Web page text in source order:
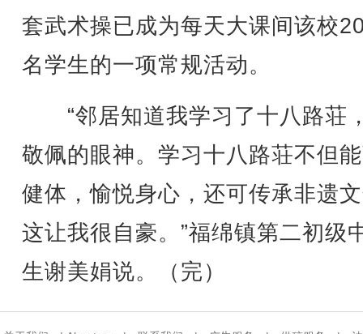
套武术操已成为每天大课间该校
名学生的一项常规活动。
“邻居知道我学习了十八路荘
敬佩的眼神。学习十八路荘不但
健体，愉悦身心，还可传承非遗
这让我很自豪。”福绵镇第二初级
生谢美娟说。（完）